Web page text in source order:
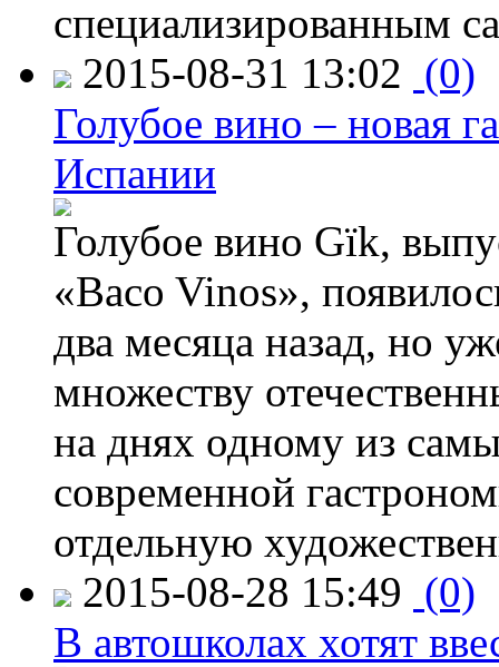
специализированным
2015-08-31 13:02 (0)
Голубое вино – новая
Испании
Голубое вино Gïk,
«Baco Vinos»,
два месяца назад, но
множеству
на днях одному из
современной
отдельную
2015-08-28 15:49 (0)
В автошколах хотят